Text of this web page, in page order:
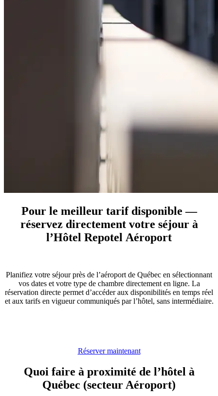
Pour le meilleur tarif disponible―
réservez directement votre séjour à
l’Hôtel Repotel Aéroport
Planifiez votre séjour près de l’aéroport de Québec en sélectionnant
vos dates et votre type de chambre directement en ligne. La
réservation directe permet d’accéder aux disponibilités en temps réel
et aux tarifs en vigueur communiqués par l’hôtel, sans intermédiaire.
Réserver maintenant
Quoi faire à proximité de l’hôtel à
Québec (secteur Aéroport)